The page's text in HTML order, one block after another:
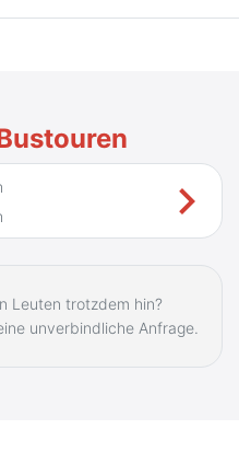
keyboard_arrow_right
Leuten trotzdem hin?
unverbindliche Anfrage.